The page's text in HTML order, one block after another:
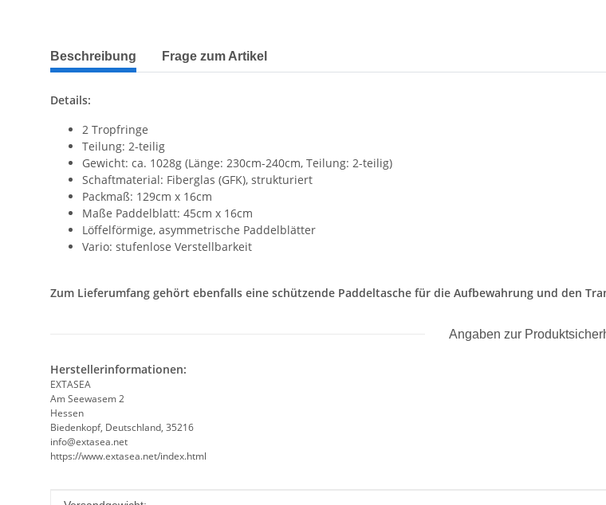
weitere Registerkarten anzeigen
Beschreibung Frage zum Artikel
Details:
2 Tropfringe
Teilung: 2-teilig
Gewicht: ca. 1028g (Länge: 230cm-240cm, Teilung: 2-teilig)
Schaftmaterial: Fiberglas (GFK), strukturiert
Packmaß: 129cm x 16cm
Maße Paddelblatt: 45cm x 16cm
Löffelförmige, asymmetrische Paddelblätter
Vario: stufenlose Verstellbarkeit
Zum Lieferumfang gehört ebenfalls eine schützende Paddeltasche für die Aufbewahrung und den
Angaben zur
Herstellerinformationen:
EXTASEA
Am Seewasem 2
Hessen
Biedenkopf, Deutschland, 35216
info@extasea.net
https://www.extasea.net/index.html